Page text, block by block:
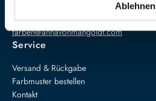
Ablehnen
+49 5274 3062200
farben@annavonmangoldt.com
Service
Versand & Rückgabe
Farbmuster bestellen
Kontakt